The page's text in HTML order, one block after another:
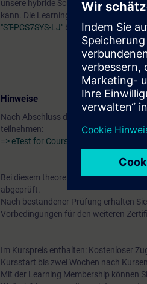
unsere hybride Schulungsvariante als
kann. Die Learning Journey
"ST-PCS7SYS-LJ" besteht aus geführte
Hinweise
Nach Abschluss des Kurses "SIMATIC
teilnehmen:
=> eTest for Course SIMATIC PCS 7
Bei diesem theoretischen
abgeprüft.
Nach bestandener Prüfung erhalten
Vorbedingungen für den weiteren
Im Kurspreis enthalten: Kostenloser
Kursstart bis zwei Wochen nach
Mit der Learning Membership können